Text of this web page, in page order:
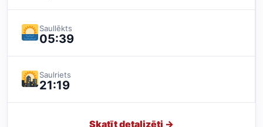
Saullēkts
05:39
Saulriets
21:19
Skatīt detalizēti →